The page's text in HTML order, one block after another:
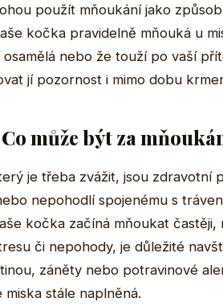
použít mňoukání jako
kočka pravidelně mňouká u
nebo že touží po vaší
jí pozornost i mimo dobu
může být za
je třeba zvážit, jsou zdravotní
nepohodlí spojenému s
kočka začíná mňoukat
či nepohody, je důležité
záněty nebo potravinové
stále naplněná.